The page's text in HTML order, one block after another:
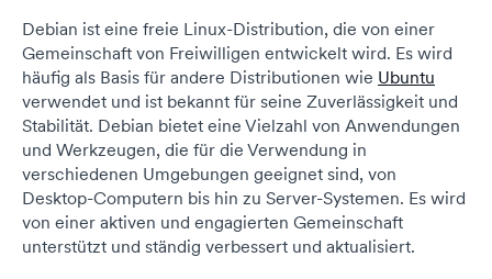
Debian ist eine freie Linux-Distribution, die von einer
Gemeinschaft von Freiwilligen entwickelt wird. Es wird
häufig als Basis für andere Distributionen wie Ubuntu
verwendet und ist bekannt für seine Zuverlässigkeit und
Stabilität. Debian bietet eine Vielzahl von Anwendungen
und Werkzeugen, die für die Verwendung in
verschiedenen Umgebungen geeignet sind, von
Desktop-Computern bis hin zu Server-Systemen. Es wird
von einer aktiven und engagierten Gemeinschaft
unterstützt und ständig verbessert und aktualisiert.